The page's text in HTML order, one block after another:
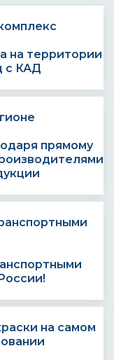
на территории
с КАД
прямому